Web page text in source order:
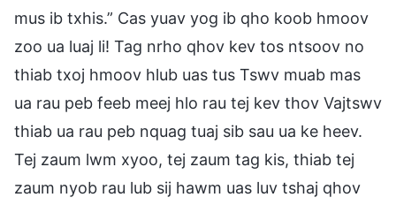
mus ib txhis.” Cas yuav yog ib qho koob hmoov
zoo ua luaj li! Tag nrho qhov kev tos ntsoov no
thiab txoj hmoov hlub uas tus Tswv muab mas
ua rau peb feeb meej hlo rau tej kev thov Vajtswv
thiab ua rau peb nquag tuaj sib sau ua ke heev.
Tej zaum lwm xyoo, tej zaum tag kis, thiab tej
zaum nyob rau lub sij hawm uas luv tshaj qhov